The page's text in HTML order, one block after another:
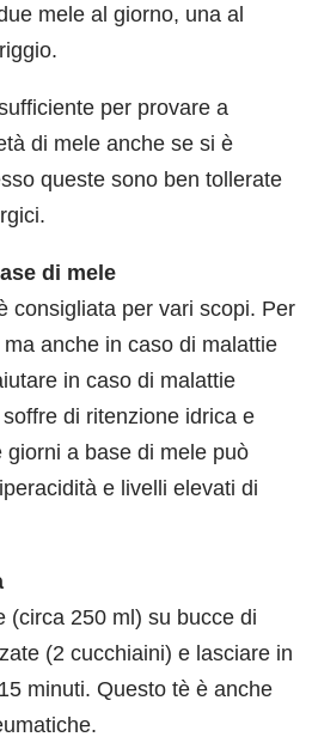
mele al giorno, una al
per provare a
di mele anche se si è
queste sono ben tollerate
di mele
consigliata per vari scopi. Per
anche in caso di malattie
in caso di malattie
di ritenzione idrica e
a base di mele può
e livelli elevati di
(circa 250 ml) su bucce di
(2 cucchiaini) e lasciare in
minuti. Questo tè è anche